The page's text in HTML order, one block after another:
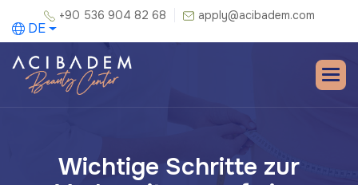
+90 536 904 82 68 apply@acibadem.com
DE
Wichtige Schritte zur